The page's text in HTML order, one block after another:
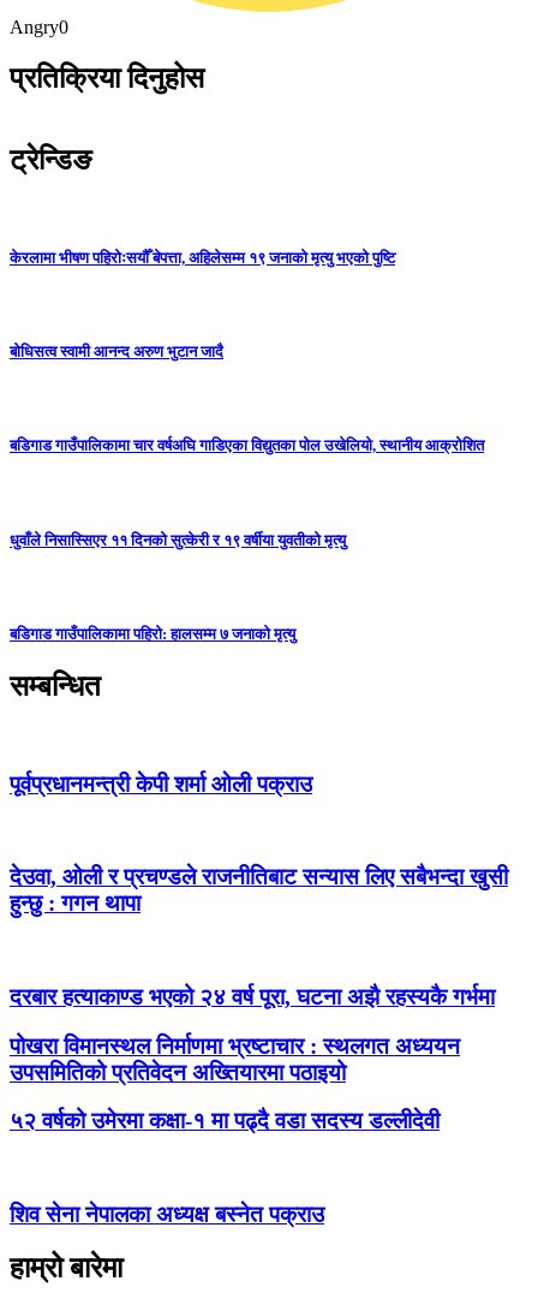
Angry0
प्रतिक्रिया दिनुहोस
ट्रेन्डिङ
केरलामा भीषण पहिरोःसयौँ बेपत्ता, अहिलेसम्म १९ जनाको मृत्यु भएको पुष्टि
बोधिसत्व स्वामी आनन्द अरुण भुटान जादै
बडिगाड गाउँपालिकामा चार वर्षअघि गाडिएका विद्युतका पोल उखेलियो, स्थानीय आक्रोशित
धुवाँले निसास्सिएर ११ दिनको सुत्केरी र १९ वर्षीया युवतीको मृत्यु
बडिगाड गाउँपालिकामा पहिरो: हालसम्म ७ जनाको मृत्यु
सम्बन्धित
पूर्वप्रधानमन्त्री केपी शर्मा ओली पक्राउ
देउवा, ओली र प्रचण्डले राजनीतिबाट सन्यास लिए सबैभन्दा खुसी
हुन्छु : गगन थापा
दरबार हत्याकाण्ड भएको २४ वर्ष पूरा, घटना अझै रहस्यकै गर्भमा
पोखरा विमानस्थल निर्माणमा भ्रष्टाचार : स्थलगत अध्ययन
उपसमितिको प्रतिवेदन अख्तियारमा पठाइयो
५२ वर्षको उमेरमा कक्षा-१ मा पढ्दै वडा सदस्य डल्लीदेवी
शिव सेना नेपालका अध्यक्ष बस्नेत पक्राउ
हाम्रो बारेमा